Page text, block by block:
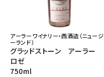
アーラーワイナリー・西酒造（ニュージ
ーランド）
グラッドストーン アーラー
ロゼ
750ml